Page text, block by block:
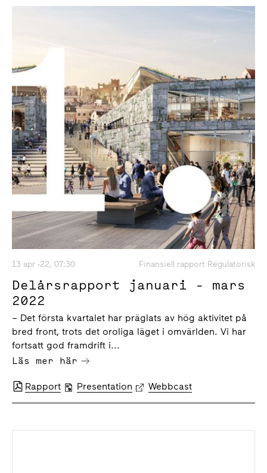
13 apr -22, 07:30 Finansiell rapport Regulatorisk
Delårsrapport januari - mars
2022
– Det första kvartalet har präglats av hög aktivitet på
bred front, trots det oroliga läget i omvärlden. Vi har
fortsatt god framdrift i...
Läs mer här
Rapport Presentation Webbcast